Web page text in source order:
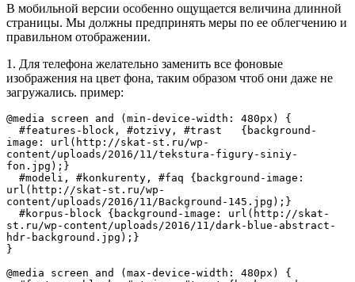
В мобильной версии особенно ощущается величина длинной
страницы. Мы должны предпринять меры по ее облегчению и
правильном отображении.
1. Для телефона желательно заменить все фоновые
изображения на цвет фона, таким образом чтоб они даже не
загружались. пример:
@media screen and (min-device-width: 480px) {
image: url(http://skat-st.ru/wp-
content/uploads/2016/11/tekstura-figury-siniy-
fon.jpg);}
url(http://skat-st.ru/wp-
content/uploads/2016/11/Background-145.jpg);}
st.ru/wp-content/uploads/2016/11/dark-blue-abstract-
hdr-background.jpg);}
}
@media screen and (max-device-width: 480px) {